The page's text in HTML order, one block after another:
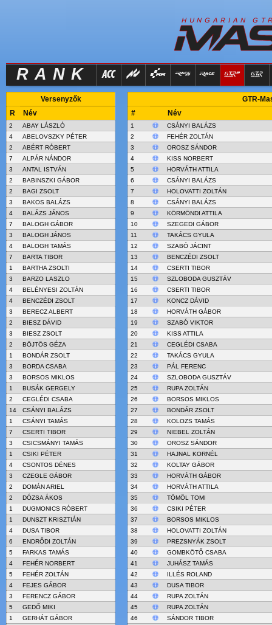
H U N G A R I A N G T
RANK
Versenyzők
R
Név
2
ABAY LÁSZLÓ
4
ABELOVSZKY PÉTER
2
ABÉRT RÓBERT
7
ALPÁR NÁNDOR
3
ANTAL ISTVÁN
2
BABINSZKI GÁBOR
2
BAGI ZSOLT
3
BAKOS BALÁZS
4
BALÁZS JÁNOS
7
BALOGH GÁBOR
3
BALOGH JÁNOS
4
BALOGH TAMÁS
7
BARTA TIBOR
1
BARTHA ZSOLTI
3
BARZO LASZLO
4
BELÉNYESI ZOLTÁN
4
BENCZÉDI ZSOLT
3
BERECZ ALBERT
2
BIESZ DÁVID
3
BIESZ ZSOLT
2
BÖJTÖS GÉZA
1
BONDÁR ZSOLT
3
BORDA CSABA
3
BORSOS MIKLOS
1
BUSÁK GERGELY
2
CEGLÉDI CSABA
14
CSÁNYI BALÁZS
1
CSÁNYI TAMÁS
7
CSERTI TIBOR
3
CSICSMÁNYI TAMÁS
1
CSIKI PÉTER
4
CSONTOS DÉNES
3
CZEGLE GÁBOR
2
DOMÁN ARIEL
2
DÓZSA ÁKOS
1
DUGMONICS RÓBERT
1
DUNSZT KRISZTIÁN
4
DUSA TIBOR
6
ENDRŐDI ZOLTÁN
5
FARKAS TAMÁS
4
FEHÉR NORBERT
5
FEHÉR ZOLTÁN
4
FEJES GÁBOR
3
FERENCZ GÁBOR
5
GEDŐ MIKI
1
GERHÁT GÁBOR
GTR-
#
Név
1
CSÁNYI BALÁZS
2
FEHÉR ZOLTÁN
3
OROSZ SÁNDOR
4
KISS NORBERT
5
HORVÁTH ATTILA
6
CSÁNYI BALÁZS
7
HOLOVATTI ZOLTÁN
8
CSÁNYI BALÁZS
9
KÖRMÖNDI ATTILA
10
SZEGEDI GÁBOR
11
TAKÁCS GYULA
12
SZABÓ JÁCINT
13
BENCZÉDI ZSOLT
14
CSERTI TIBOR
15
SZLOBODA GUSZTÁV
16
CSERTI TIBOR
17
KONCZ DÁVID
18
HORVÁTH GÁBOR
19
SZABÓ VIKTOR
20
KISS ATTILA
21
CEGLÉDI CSABA
22
TAKÁCS GYULA
23
PÁL FERENC
24
SZLOBODA GUSZTÁV
25
RUPA ZOLTÁN
26
BORSOS MIKLOS
27
BONDÁR ZSOLT
28
KOLOZS TAMÁS
29
NIEBEL ZOLTÁN
30
OROSZ SÁNDOR
31
HAJNAL KORNÉL
32
KOLTAY GÁBOR
33
HORVÁTH GÁBOR
34
HORVÁTH ATTILA
35
TÖMÖL TOMI
36
CSIKI PÉTER
37
BORSOS MIKLOS
38
HOLOVATTI ZOLTÁN
39
PREZSNYÁK ZSOLT
40
GOMBKÖTŐ CSABA
41
JUHÁSZ TAMÁS
42
ILLÉS ROLAND
43
DUSA TIBOR
44
RUPA ZOLTÁN
45
RUPA ZOLTÁN
46
SÁNDOR TIBOR